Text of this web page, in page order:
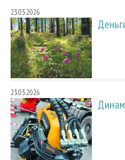
23.03.2026
23.03.2026